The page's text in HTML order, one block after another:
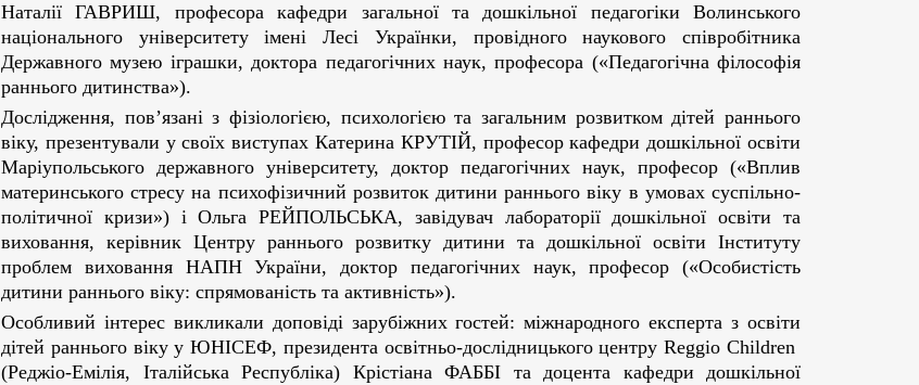
Наталії ГАВРИШ, професора кафедри загальної та дошкільної педагогіки Волинського
національного університету імені Лесі Українки, провідного наукового співробітника
Державного музею іграшки, доктора педагогічних наук, професора («Педагогічна філософія
раннього дитинства»).
Дослідження, пов’язані з фізіологією, психологією та загальним розвитком дітей раннього
віку, презентували у своїх виступах Катерина КРУТІЙ, професор кафедри дошкільної освіти
Маріупольського державного університету, доктор педагогічних наук, професор («Вплив
материнського стресу на психофізичний розвиток дитини раннього віку в умовах суспільно-
політичної кризи») і Ольга РЕЙПОЛЬСЬКА, завідувач лабораторії дошкільної освіти та
виховання, керівник Центру раннього розвитку дитини та дошкільної освіти Інституту
проблем виховання НАПН України, доктор педагогічних наук, професор («Особистість
дитини раннього віку: спрямованість та активність»).
Особливий інтерес викликали доповіді зарубіжних гостей: міжнародного експерта з освіти
дітей раннього віку у ЮНІСЕФ, президента освітньо-дослідницького центру Reggio Children
(Реджіо-Емілія, Італійська Республіка) Крістіана ФАББІ та доцента кафедри дошкільної